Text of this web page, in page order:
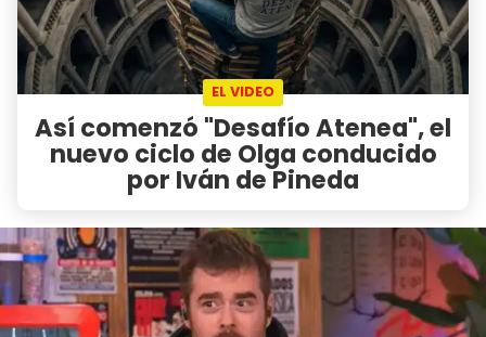
EL VIDEO
Así comenzó "Desafío Atenea", el
nuevo ciclo de Olga conducido
por Iván de Pineda